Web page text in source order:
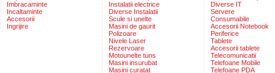
Imbracaminte
Incaltaminte
Accesorii
Ingrijire
Instalatii electrice
Diverse Instalatii
Scule si unelte
Masini de gaurit
Polizoare
Nivele Laser
Rezervoare
Motounelte tuns
Masini insurubat
Masini curatat
Diverse IT
Servere
Consumabile
Accesorii Notebook
Periferice
Tablete
Accesorii tablete
Telecomunicatii
Telefoane Mobile
Telefoane PDA